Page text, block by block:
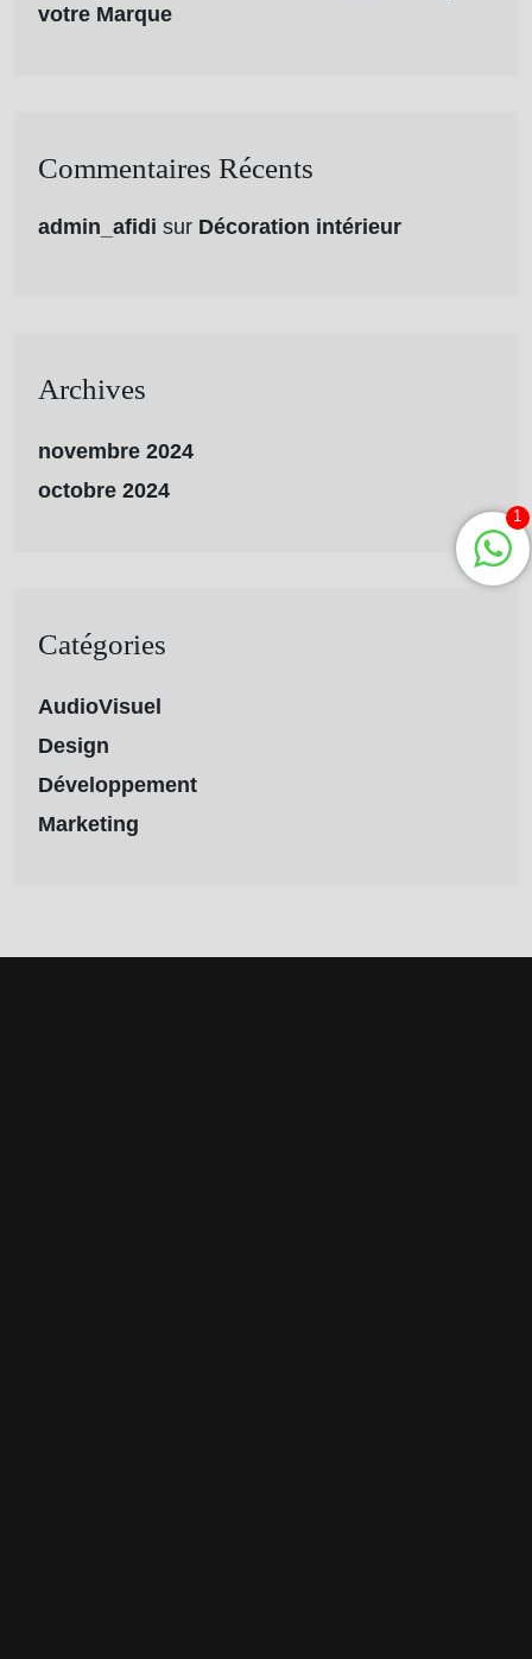
votre Marque
Commentaires Récents
admin_afidi sur Décoration intérieur
Archives
novembre 2024
octobre 2024
Catégories
AudioVisuel
Design
Développement
Marketing
1